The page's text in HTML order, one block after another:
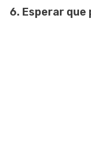
6. Esperar